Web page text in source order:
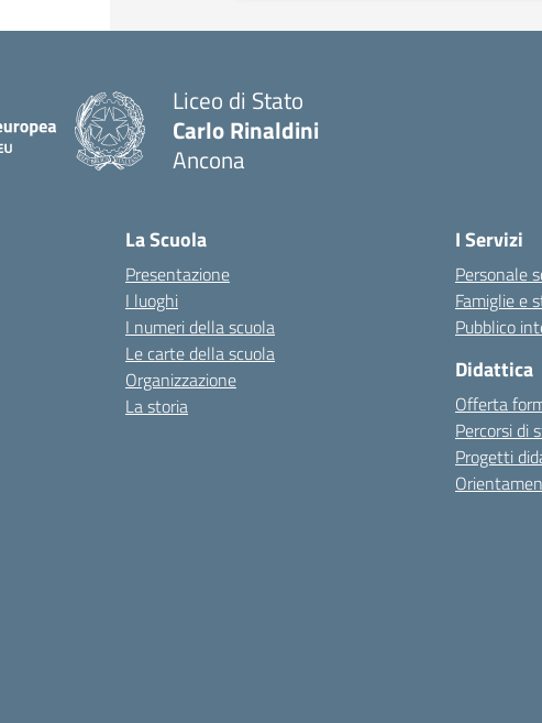
Liceo di Stato
Carlo Rinaldini
Ancona
La Scuola
Presentazione
I luoghi
I numeri della scuola
Le carte della scuola
Organizzazione
La storia
I Servizi
Personale
Famiglie e
Pubblico
Didattica
Offerta
Percorsi di
Progetti